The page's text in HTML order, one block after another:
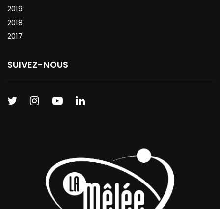
2019
2018
2017
SUIVEZ-NOUS